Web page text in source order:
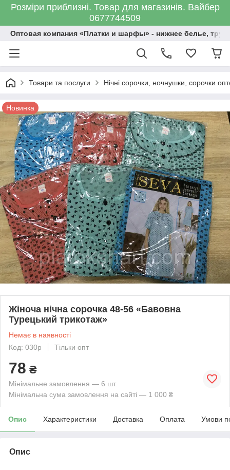
Розміри приблизні. Товар для магазинів. Вайбер
0677744509
Оптовая компания «Платки и шарфы» - нижнее белье,
Товари та послуги Нічні сорочки, ночнушки, сорочки
Новинка
Жіноча нічна сорочка 48-56 «Бавовна
Турецький трикотаж»
Немає в наявності
Код: 030р
Тільки опт
78 ₴
Мінімальне замовлення — 6 шт.
Мінімальна сума замовлення на сайті — 1 000 ₴
Опис Характеристики Доставка Оплата Умови
Опис